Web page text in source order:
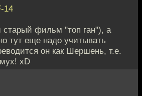
14
старый фильм "топ ган"), а
тут еще надо учитывать
он как Шершень, т.е.
xD